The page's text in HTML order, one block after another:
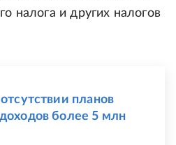
налога и других налогов
планов
более 5 млн